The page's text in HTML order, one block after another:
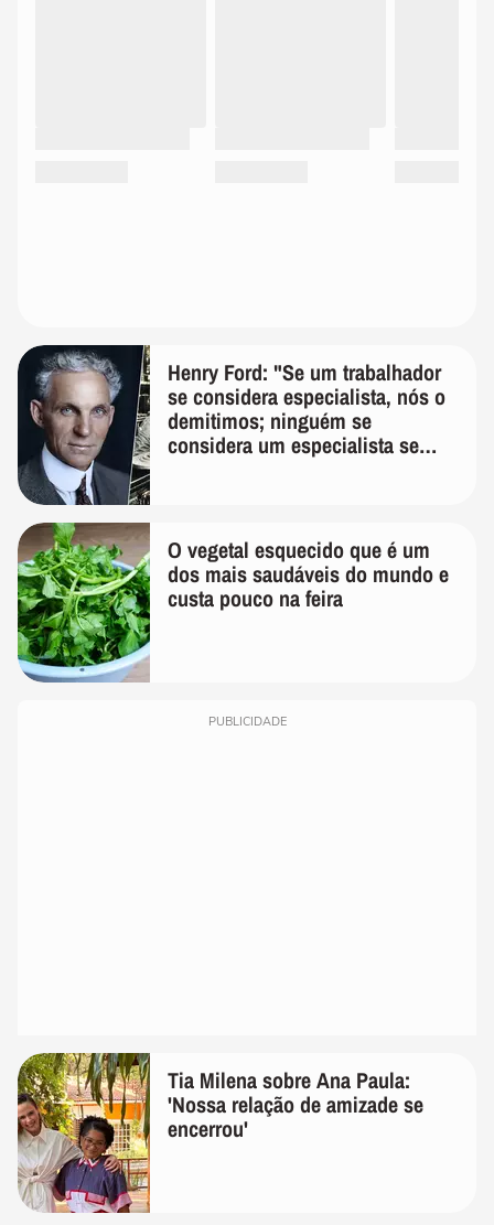
Henry Ford: "Se um trabalhador
se considera especialista, nós o
demitimos; ninguém se
considera um especialista se
O vegetal esquecido que é um
dos mais saudáveis do mundo e
custa pouco na feira
PUBLICIDADE
Tia Milena sobre Ana Paula:
'Nossa relação de amizade se
encerrou'